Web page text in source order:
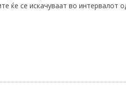
ќе се искачуваат во интервалот